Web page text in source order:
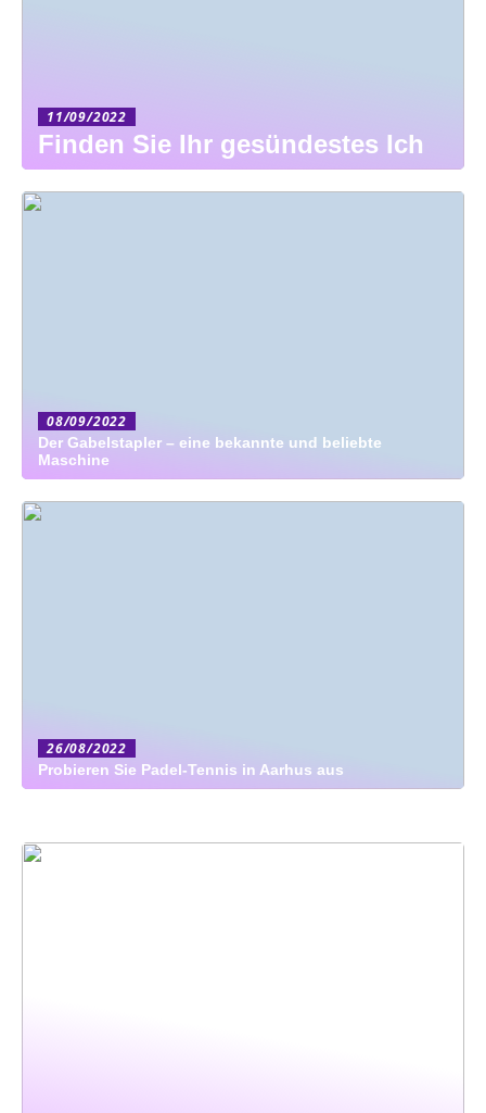
11/09/2022
Finden Sie Ihr gesündestes Ich
08/09/2022
Der Gabelstapler – eine bekannte und beliebte
Maschine
26/08/2022
Probieren Sie Padel-Tennis in Aarhus aus